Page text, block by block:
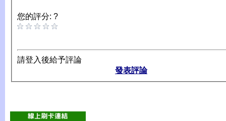
您的評分: ?
請登入後給予評論
發表評論